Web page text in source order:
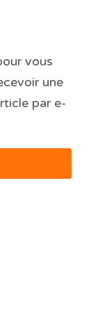
vous
une
par e-